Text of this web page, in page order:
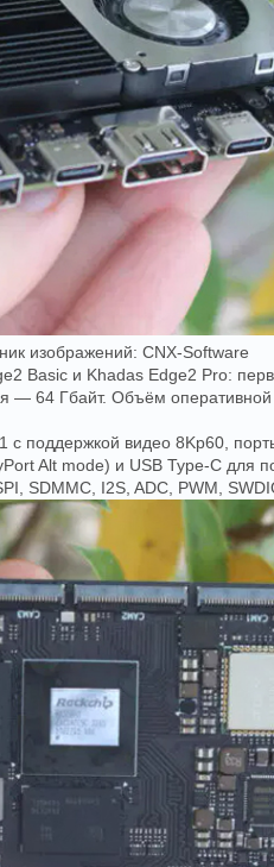
изображений: CNX-Software
Basic и Khadas Edge2 Pro:
— 64 Гбайт. Объём
поддержкой видео 8Kp60,
Alt mode) и USB Type-C для
SDMMC, I2S, ADC, PWM,